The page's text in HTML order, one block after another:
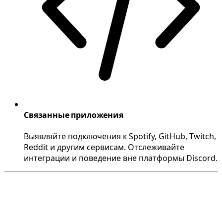
Связанные приложения
Выявляйте подключения к Spotify, GitHub, Twitch,
Reddit и другим сервисам. Отслеживайте
интеграции и поведение вне платформы Discord.